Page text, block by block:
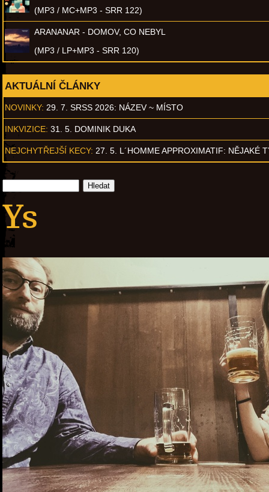
(MP3 / MC+MP3 - SRR 122)
ARANANAR - DOMOV, CO NEBYL
(MP3 / LP+MP3 - SRR 120)
AKTUÁLNÍ ČLÁNKY
NOVINKY: 29. 7. SRSS 2026: NÁZEV ~ MÍSTO
INKVIZICE: 31. 5. DOMINIK DUKA
NEJCHYTŘEJŠÍ KECY: 27. 5. L´HOMME APPROXIMATIF: NĚJAKÉ
Ys